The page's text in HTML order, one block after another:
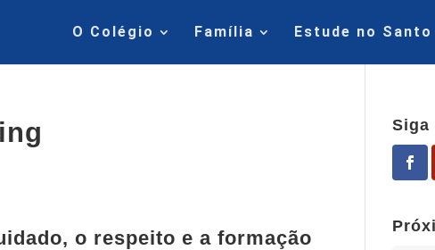
O Colégio Família Estude no Santo
o respeito e a formação
Siga